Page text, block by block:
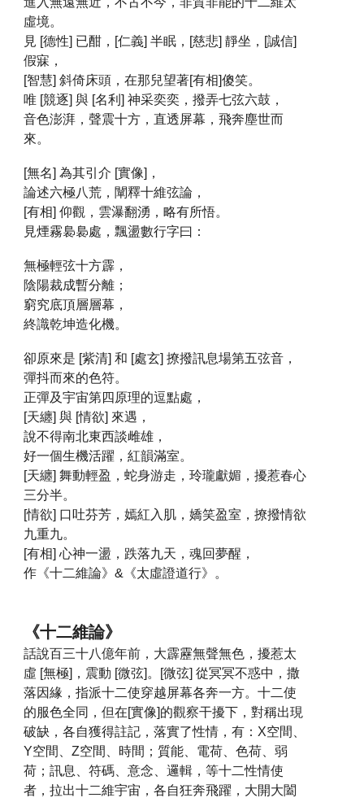
虛境。
見 [德性] 已酣，[仁義] 半眠，[慈悲] 靜坐，[誠信]
假寐，
[智慧] 斜倚床頭，在那兒望著[有相]傻笑。
唯 [競逐] 與 [名利] 神采奕奕，撥弄七弦六鼓，
音色澎湃，聲震十方，直透屏幕，飛奔塵世而
來。
[無名] 為其引介 [實像]，
論述六極八荒，闡釋十維弦論，
[有相] 仰觀，雲瀑翻湧，略有所悟。
見煙霧裊裊處，飄盪數行字曰：
無極輕弦十方霹，
陰陽裁成暫分離；
窮究底頂層層幕，
終識乾坤造化機。
卻原來是 [紫清] 和 [處玄] 撩撥訊息場第五弦音，
彈抖而來的色符。
正彈及宇宙第四原理的逗點處，
[天纏] 與 [情欲] 來遇，
說不得南北東西談雌雄，
好一個生機活躍，紅韻滿室。
[天纏] 舞動輕盈，蛇身游走，玲瓏獻媚，擾惹春心
三分半。
[情欲] 口吐芬芳，嫣紅入肌，嬌笑盈室，撩撥情欲
九重九。
[有相] 心神一盪，跌落九天，魂回夢醒，
作《十二維論》&《太虛證道行》。
《十二維論》
話說百三十八億年前，大霹靂無聲無色，擾惹太
虛 [無極]，震動 [微弦]。[微弦] 從冥冥不惑中，撒
落因緣，指派十二使穿越屏幕各奔一方。十二使
的服色全同，但在[實像]的觀察干擾下，對稱出現
破缺，各自獲得註記，落實了性情，有：X空間、
Y空間、Z空間、時間；質能、電荷、色荷、弱
荷；訊息、符碼、意念、邏輯，等十二性情使
者，拉出十二維宇宙，各自狂奔飛躍，大開大闔